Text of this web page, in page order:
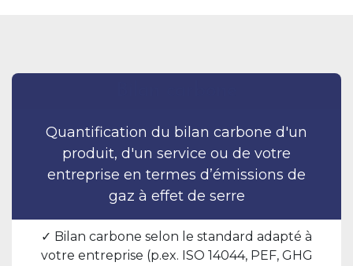
Quantification du bilan carbone d'un
produit, d'un service ou de votre
entreprise en termes d’émissions de
gaz à effet de serre
✓ Bilan carbone selon le standard adapté à
votre entreprise (p.ex. ISO 14044, PEF, GHG